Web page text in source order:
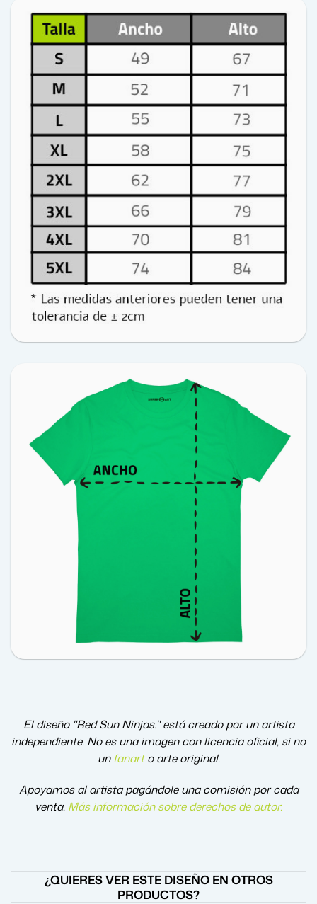
El diseño "Red Sun Ninjas." está creado por un artista
independiente. No es una imagen con licencia oficial, si no
unfanart o arte original.
Apoyamos al artista pagándole una comisión por cada
venta. Más información sobre derechos de autor.
¿QUIERES VER ESTE DISEÑO EN OTROS
PRODUCTOS?